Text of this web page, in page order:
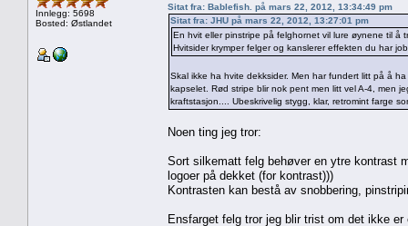
Innlegg: 5698
Bosted: Østlandet
Sitat fra: Bablefish. på mars 22, 2012, 13:34:49 pm
Sitat fra: JHU på mars 22, 2012, 13:27:01 pm
En hvit eller pinstripe på felghornet vil lure øynene til å
Hvitsider krymper felger og kanslerer effekten du har
Skal ikke ha hvite dekksider. Men har fundert litt på å
kapselet. Rød stripe blir nok pent men litt vel A-4, men
kraftstasjon.... Ubeskrivelig stygg, klar, retromint farge
Noen ting jeg tror:
Sort silkematt felg behøver en ytre kontrast
logoer på dekket (for kontrast)))
Kontrasten kan bestå av snobbering,
Ensfarget felg tror jeg blir trist om det ikke